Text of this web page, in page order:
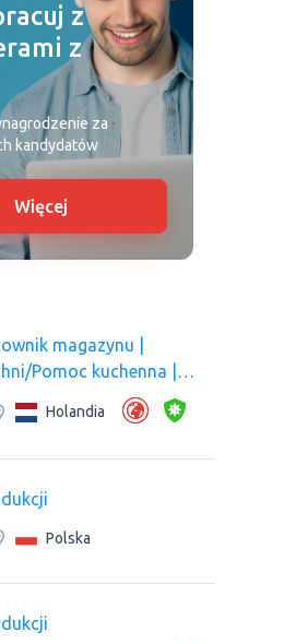
z
z
za
kandydatów
Więcej
magazynu |
Pomoc kuchenna |
Holandia
Polska